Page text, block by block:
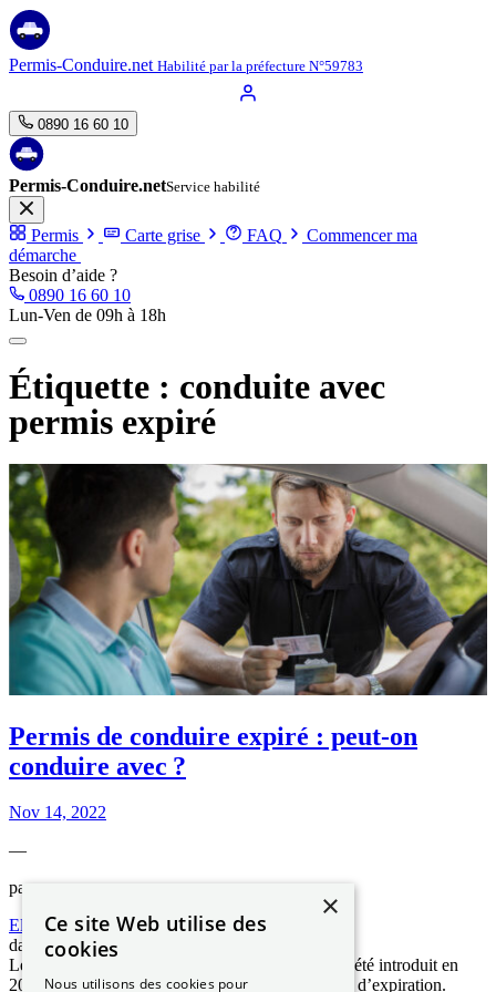
Aller
au
contenu
Permis-Conduire.net Habilité par la préfecture N°59783
0890 16 60 10
Permis-Conduire.netService habilité
Permis Carte grise FAQ
Commencer ma
démarche
Besoin d’aide ?
0890 16 60 10
Lun-Ven de 09h à 18h
Étiquette : conduite avec
permis expiré
Permis de conduire expiré : peut-on
conduire avec ?
Nov 14, 2022
—
par
Elizabeth NGUYEN
dans Les démarches ANTS
Le permis de conduire au format carte de crédit a été introduit en
2013. Parmi ses particularités, il possède une date d’expiration.
×
Ce site Web utilise des
cookies
Nous utilisons des cookies pour